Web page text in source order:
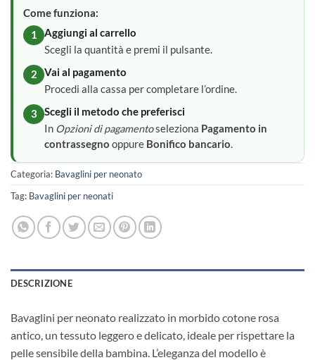
Come funziona:
1
Aggiungi al carrello
Scegli la quantità e premi il pulsante.
2
Vai al pagamento
Procedi alla cassa per completare l’ordine.
3
Scegli il metodo che preferisci
In Opzioni di pagamentoseleziona Pagamento in
contrassegno oppure Bonifico bancario.
Categoria: Bavaglini per neonato
Tag: Bavaglini per neonati
DESCRIZIONE
Bavaglini per neonato realizzato in morbido cotone rosa
antico, un tessuto leggero e delicato, ideale per rispettare la
pelle sensibile della bambina. L’eleganza del modello è